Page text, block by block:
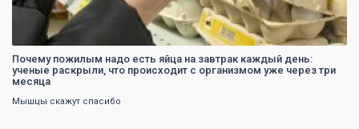
Почему пожилым надо есть яйца на завтрак каждый день:
ученые раскрыли, что происходит с организмом уже через три
месяца
Мышцы скажут спасибо